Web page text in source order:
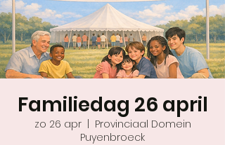
Familiedag 26 april
zo 26 apr
  |
Provinciaal Domein
Puyenbroeck